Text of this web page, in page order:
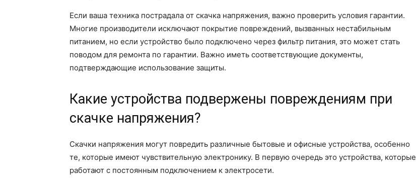
Если ваша техника пострадала от скачка напряжения, важно проверить условия гарантии.
Многие производители исключают покрытие повреждений, вызванных нестабильным
питанием, но если устройство было подключено через фильтр питания, это может стать
поводом для ремонта по гарантии. Важно иметь соответствующие документы,
подтверждающие использование защиты.
Какие устройства подвержены повреждениям при
скачке напряжения?
Скачки напряжения могут повредить различные бытовые и офисные устройства, особенно
те, которые имеют чувствительную электронику. В первую очередь это устройства, которые
работают с постоянным подключением к электросети.